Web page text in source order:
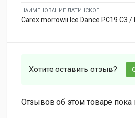
НАИМЕНОВАНИЕ ЛАТИНСКОЕ
Carex morrowii Ice Dance PC19 C3 /
Хотите оставить отзыв?
Отзывов об этом товаре пока